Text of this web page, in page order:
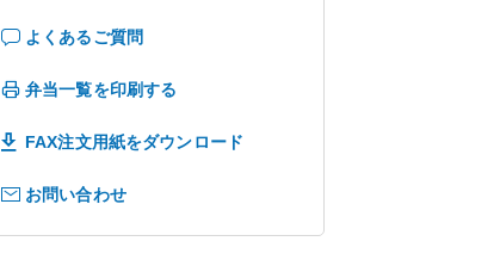
よくあるご質問
弁当一覧を印刷する
FAX注文用紙をダウンロード
お問い合わせ